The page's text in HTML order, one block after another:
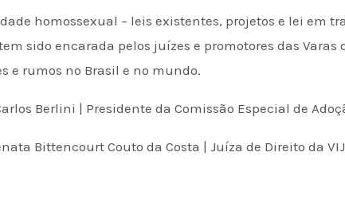
homossexual – leis existentes, projetos e lei em
sido encarada pelos juízes e promotores das
e rumos no Brasil e no mundo.
Berlini | Presidente da Comissão Especial de
Bittencourt Couto da Costa | Juíza de Direito da